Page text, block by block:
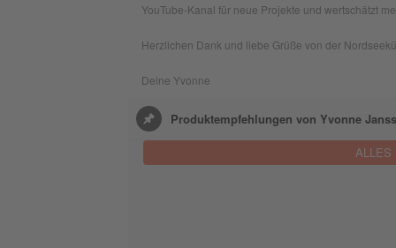
YouTube-Kanal für neue Projekte und wertschätzt
Herzlichen Dank und liebe Grüße von der
Deine Yvonne
Produktempfehlungen von Yvonne
ALLES